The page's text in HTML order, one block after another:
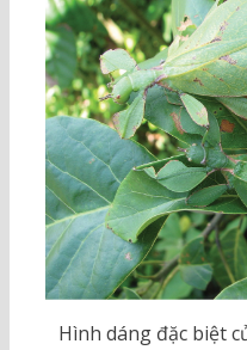
Hình dáng đặc biệt